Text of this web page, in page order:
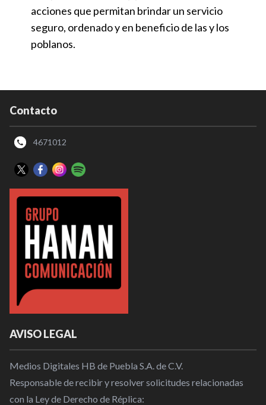
acciones que permitan brindar un servicio
seguro, ordenado y en beneficio de las y los
poblanos.
Contacto
4671012
AVISO LEGAL
Medios Digitales HB de Puebla S.A. de C.V.
Responsable de recibir y resolver solicitudes relacionadas
con la Ley de Derecho de Réplica: